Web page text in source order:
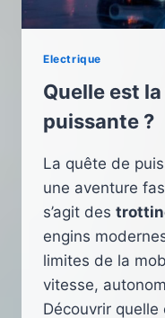
Electrique
Quelle est
puissante ?
La quête de
une aventure
s’agit des
engins
limites de la
vitesse,
Découvrir quelle